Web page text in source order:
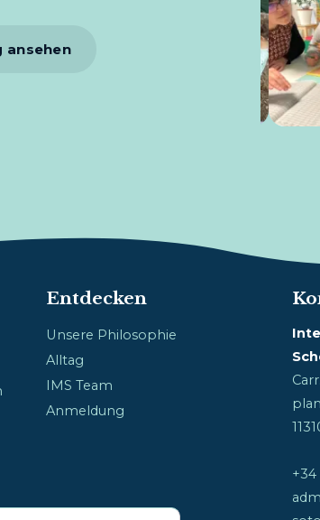
ansehen
Entdecken
Unsere Philosophie
Alltag
IMS Team
Anmeldung
+34